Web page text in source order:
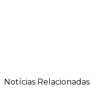
Notícias Relacionadas